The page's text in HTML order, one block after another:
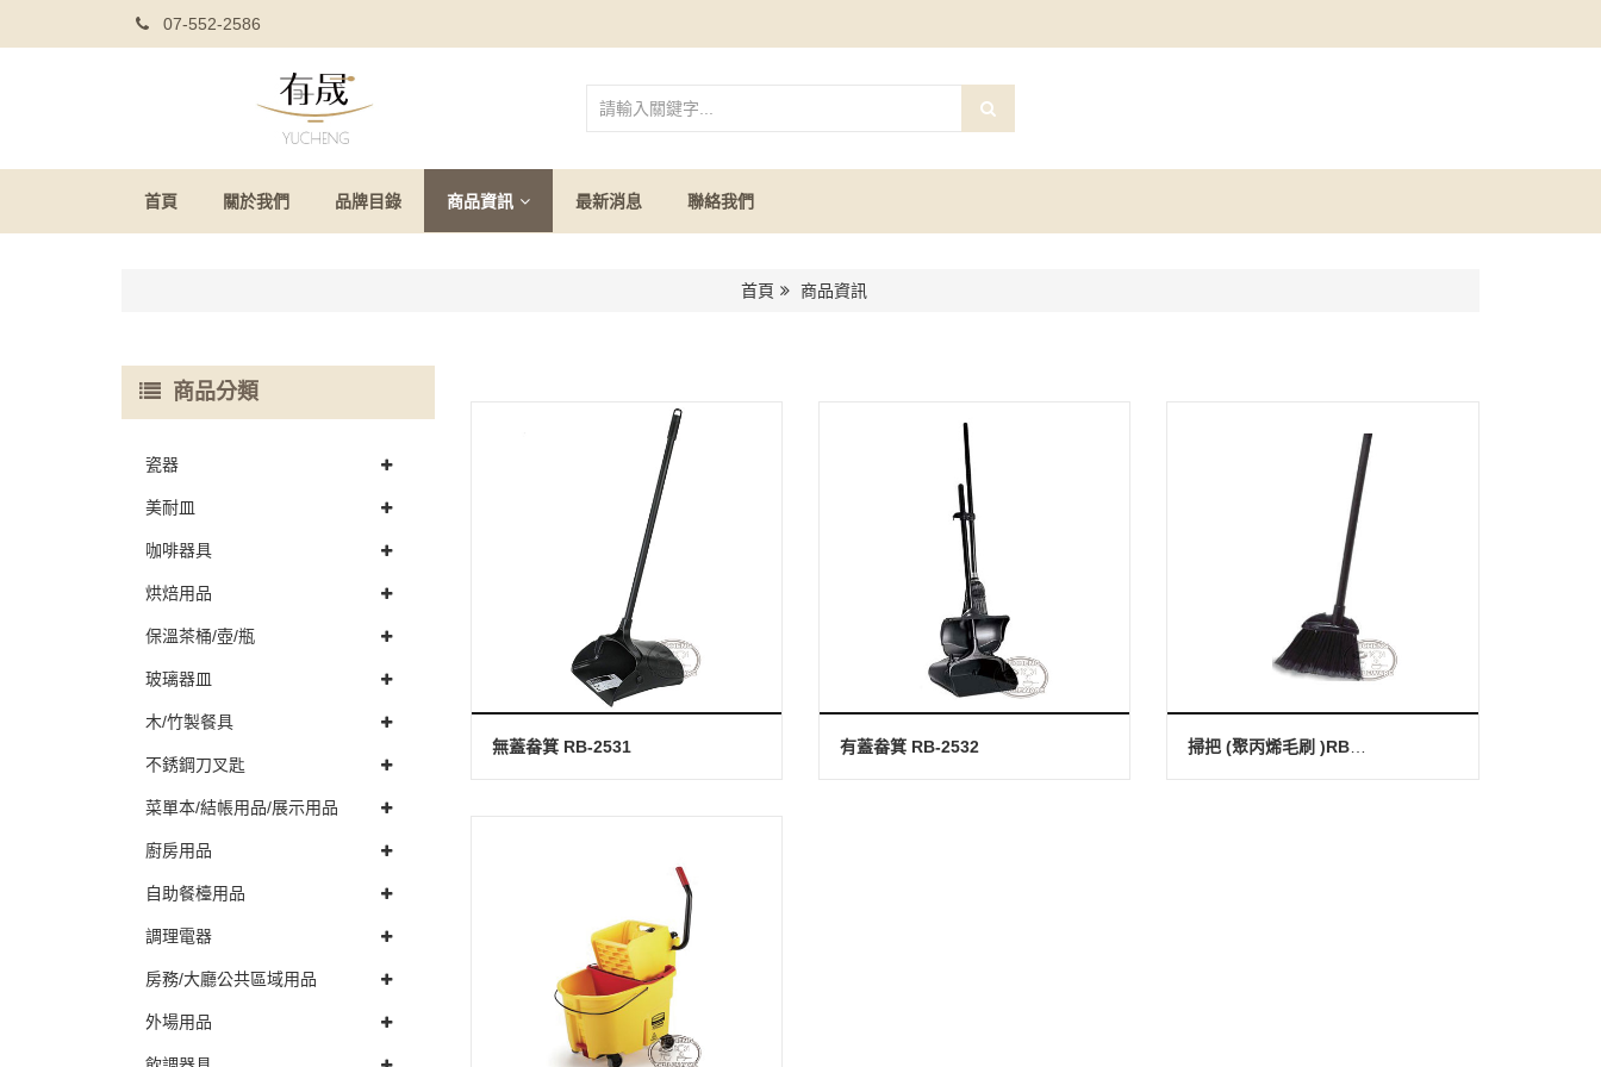
07-552-2586
首頁 關於我們 品牌目錄 商品資訊 最新消息 聯絡我們
首頁 商品資訊
商品分類
瓷器
美耐皿
咖啡器具
烘焙用品
保溫茶桶/壺/瓶
玻璃器皿
木/竹製餐具
不銹鋼刀叉匙
菜單本/結帳用品/展示用品
廚房用品
自助餐檯用品
調理電器
房務/大廳公共區域用品
外場用品
無蓋畚箕 RB-2531 有蓋畚箕 RB-2532 掃把 (聚丙烯毛刷 )RB-6374